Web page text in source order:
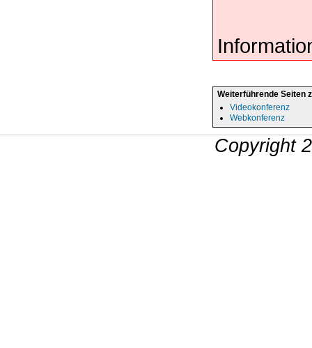
Weiterführende Seiten
Videokonferenz
Webkonferenz
Copyright